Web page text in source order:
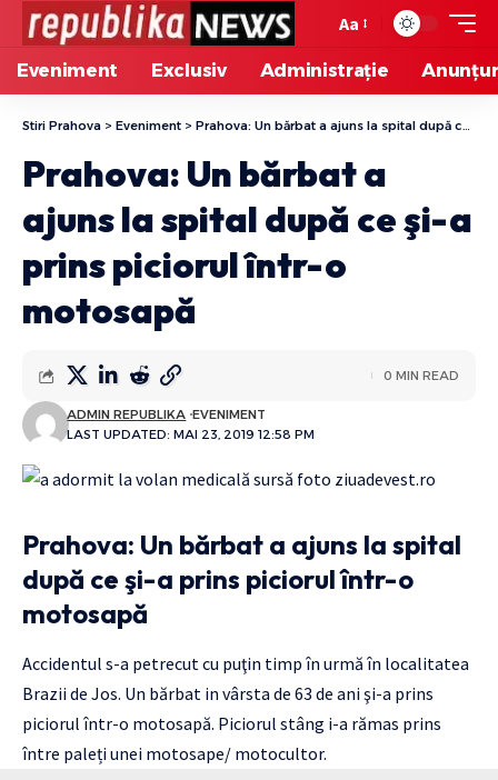
Aa
Eveniment Exclusiv Administrație
Stiri Prahova > Eveniment > Prahova: Un bărbat a ajuns la spital după ce şi-a prins piciorul într-o motosapă
Prahova: Un bărbat a
ajuns la spital după ce şi-a
prins piciorul într-o
motosapă
LAST UPDATED: MAI 23, 2019 12:58 PM
ADMIN REPUBLIKA EVENIMENT
0 MIN READ
Prahova: Un bărbat a ajuns la spital
după ce şi-a prins piciorul într-o
motosapă
Accidentul s-a petrecut cu puţin timp în urmă în localitatea
Brazii de Jos. Un bărbat in vârsta de 63 de ani şi-a prins
piciorul într-o motosapă. Piciorul stâng i-a rămas prins
între paleți unei motosape/ motocultor.